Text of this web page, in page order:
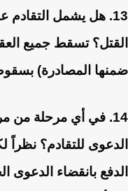
13. هل يشمل التقادم
القتل؟ تسقط جميع
ضمنها المصادرة) بسقوط
14. في أي مرحلة من
الدعوى للتقادم؟ نظراً
الدفع بانقضاء الدعوى